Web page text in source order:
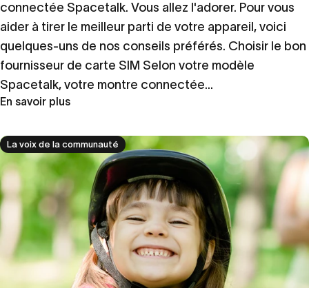
connectée Spacetalk. Vous allez l'adorer. Pour vous
aider à tirer le meilleur parti de votre appareil, voici
quelques-uns de nos conseils préférés. Choisir le bon
fournisseur de carte SIM Selon votre modèle
Spacetalk, votre montre connectée...
En savoir plus
La voix de la communauté